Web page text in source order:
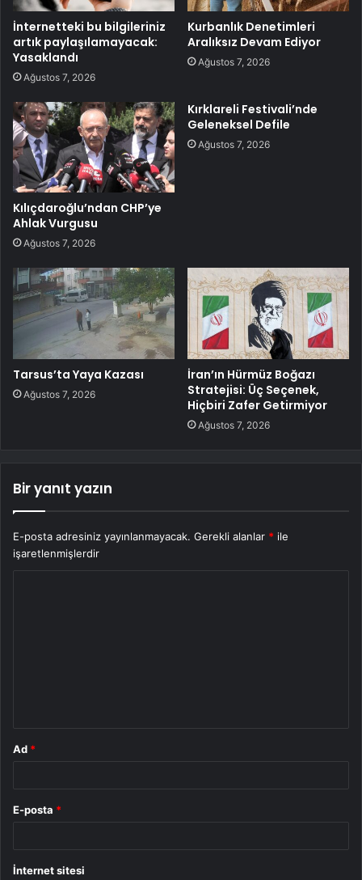
İnternetteki bu bilgileriniz
artık paylaşılamayacak:
Yasaklandı
Ağustos 7, 2026
Kurbanlık Denetimleri
Aralıksız Devam Ediyor
Ağustos 7, 2026
Kılıçdaroğlu’ndan CHP’ye
Ahlak Vurgusu
Ağustos 7, 2026
Kırklareli Festivali’nde
Geleneksel Defile
Ağustos 7, 2026
Tarsus’ta Yaya Kazası
Ağustos 7, 2026
İran’ın Hürmüz Boğazı
Stratejisi: Üç Seçenek,
Hiçbiri Zafer Getirmiyor
Ağustos 7, 2026
Bir yanıt yazın
E-posta adresiniz yayınlanmayacak. Gerekli alanlar * ile
işaretlenmişlerdir
Ad *
E-posta *
İnternet sitesi